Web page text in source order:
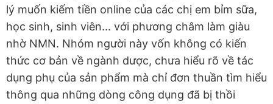
lý muốn kiếm tiền online của các chị em bỉm sữa,
học sinh, sinh viên... với phương châm làm giàu
nhờ NMN. Nhóm người này vốn không có kiến
thức cơ bản về ngành dược, chưa hiểu rõ về tác
dụng phụ của sản phẩm mà chỉ đơn thuần tìm hiểu
thông qua những dòng công dụng đã bị thồi